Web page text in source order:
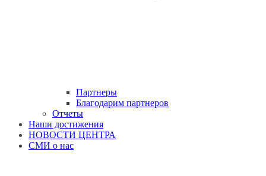
Партнеры
Благодарим партнеров
Отчеты
Наши достижения
НОВОСТИ ЦЕНТРА
СМИ о нас